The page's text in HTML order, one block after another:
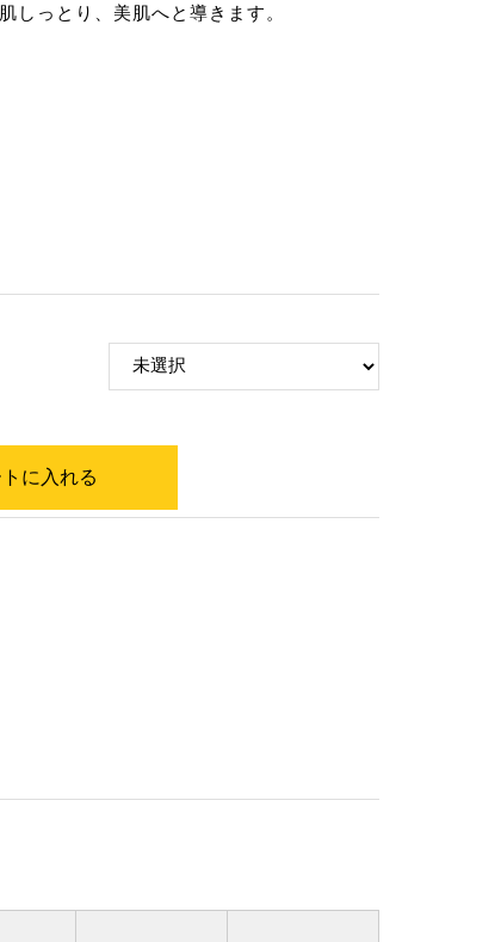
しっとり、美肌へと導きます。
に入れる